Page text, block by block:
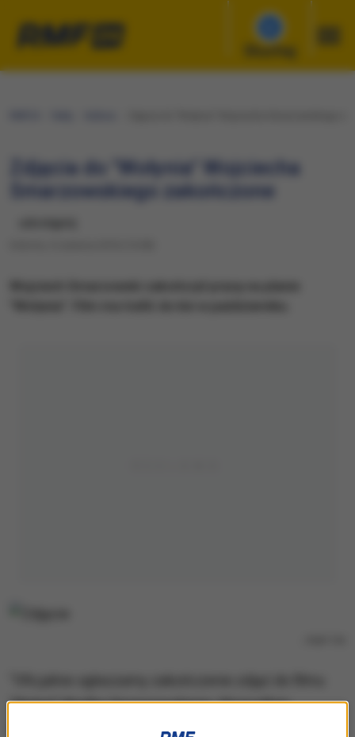
Słuchaj
Zdjęcia do "Wołynia" Wojciecha
Smarzowskiego zakończone
"Wołyń" Wojtka Smarzowskiego. Wszystkim
dziękujemy za ciężką pracę i wsparcie" -